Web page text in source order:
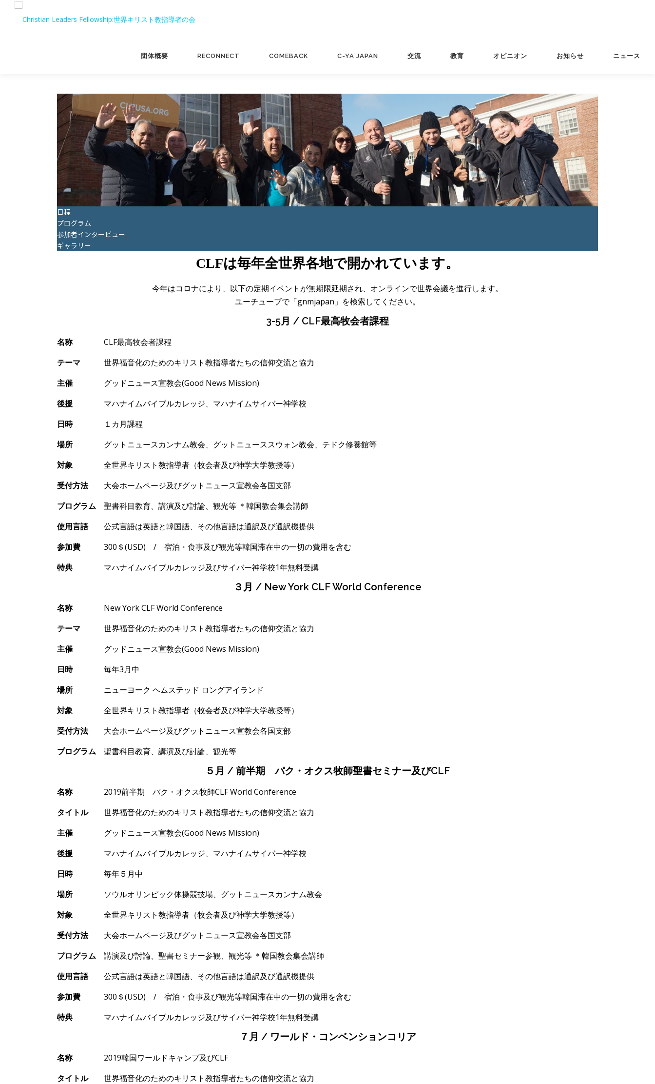
団体概要 RECONNECT COMEBACK C-YA JAPAN 交流 教育 オピニオン お知らせ ニュース
日程
プログラム
参加者インタービュー
ギャラリー
CLFは毎年全世界各地で開かれています。
今年はコロナにより、以下の定期イベントが無期限延期され、オンラインで世界会議を進行します。
ユーチューブで「gnmjapan」を検索してください。
3-5月 / CLF最高牧会者課程
名称 CLF最高牧会者課程
テーマ 世界福音化のためのキリスト教指導者たちの信仰交流と協力
主催 グッドニュース宣教会(Good News Mission)
後援 マハナイムバイブルカレッジ、マハナイムサイバー神学校
日時１カ月課程
場所 グットニュースカンナム教会、グットニューススウォン教会、テドク修養館等
対象 全世界キリスト教指導者（牧会者及び神学大学教授等）
受付方法
大会ホームページ及びグットニュース宣教会各国支部
プログラム 聖書科目教育、講演及び討論、観光等 ＊韓国教会集会講師
使用言語公式言語は英語と韓国語、その他言語は通訳及び通訳機提供
参加費
300 ＄(USD) / 宿泊 ・食事及び観光等韓国滞在中の一切の費用を含む
特典 マハナイムバイブルカレッジ及びサイバー神学校1年無料受講
３月 / New York CLF World Conference
名称
New York CLF World Conference
テーマ 世界福音化のためのキリスト教指導者たちの信仰交流と協力
主催 グッドニュース宣教会(Good News Mission)
日時毎年3月中
場所 ニューヨーク ヘムステッド ロングアイランド
対象
全世界キリスト教指導者（牧会者及び神学大学教授等）
受付方法
大会ホームページ及びグットニュース宣教会各国支部
プログラム 聖書科目教育、講演及び討論、観光等
５月 / 前半期 パク・オクス牧師聖書セミナー及びCLF
名称 2019前半期 パク ・オクス牧師CLF World Conference
タイトル世界福音化のためのキリスト教指導者たちの信仰交流と協力
主催 グッドニュース宣教会(Good News Mission)
後援 マハナイムバイブルカレッジ、マハナイムサイバー神学校
日時毎年５ 月中
場所 ソウルオリンピック体操競技場、グットニュースカンナム教会
対象 全世界キリスト教指導者（牧会者及び神学大学教授等）
受付方法
大会ホームページ及びグットニュース宣教会各国支部
プログラム 講演及び討論、聖書セミナー参観、観光等 ＊韓国教会集会講師
使用言語公式言語は英語と韓国語、その他言語は通訳及び通訳機提供
参加費
300 ＄(USD) / 宿泊 ・食事及び観光等韓国滞在中の一切の費用を含む
特典 マハナイムバイブルカレッジ及びサイバー神学校1年無料受講
７月 / ワールド・コンベンションコリア
名称 2019韓国ワールドキャンプ及びCLF
タイトル世界福音化のためのキリスト教指導者たちの信仰交流と協力